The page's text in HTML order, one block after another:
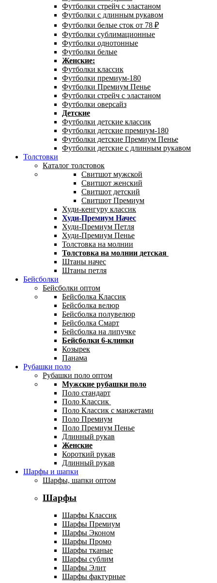
Футболки стрейч с эластаном
Футболки с длинным рукавом
Футболки белые сток от 78 ₽
Футболки сублимационные
Футболки однотонные
Футболки белые
Женские:
Футболки классик
Футболки премиум-180
Футболки Премиум Пенье
Футболки стрейч с эластаном
Футболки оверсайз
Детские
Футболки детские классик
Футболки детские премиум-180
Футболки детские Премиум Пенье
Футболки детские с длинным рукавом
Толстовки
Каталог толстовок
Свитшот мужской
Свитшот женский
Свитшот детский
Свитшот Премиум
Худи-кенгуру классик
Худи-Премиум Начес
Худи-Премиум Петля
Худи-Премиум Пенье
Толстовка на молнии
Толстовка на молнии детская
Штаны начес
Штаны петля
Бейсболки
Бейсболки оптом
Бейсболка Классик
Бейсболка велюр
Бейсболка полувелюр
Бейсболка Смарт
Бейсболка на липучке
Бейсболки 6-клинки
Козырек
Панама
Рубашки поло
Рубашки поло оптом
Мужские рубашки поло
Поло стандарт
Поло Классик
Поло Классик с манжетами
Поло Премиум
Поло Премиум Пенье
Длинный рукав
Женские
Короткий рукав
Длинный рукав
Шарфы и шапки
Шарфы, шапки оптом
Шарфы
Шарфы Классик
Шарфы Премиум
Шарфы Эконом
Шарфы Промо
Шарфы тканые
Шарфы сублим
Шарфы Элит
Шарфы фактурные